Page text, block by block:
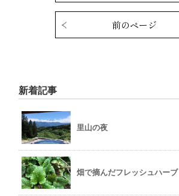
前のページ
新着記事
里山の夜
畑で摘んだフレッシュハーブ